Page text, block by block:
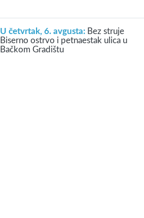
U četvrtak, 6. avgusta: Bez struje
Biserno ostrvo i petnaestak ulica u
Bačkom Gradištu